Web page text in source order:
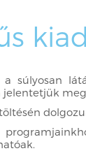
súlyosan
jelentetjük